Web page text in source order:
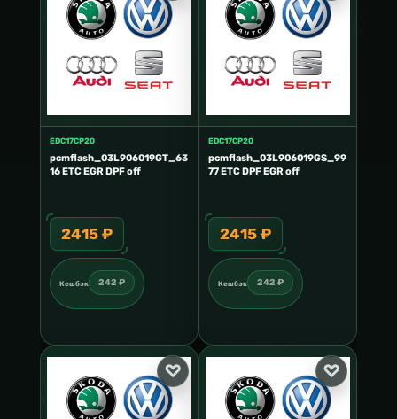
EDC17CP20
pcmflash_03L906019GT_63
16 ETC EGR DPF off
2415 ₽
Кешбэк 242 ₽
EDC17CP20
pcmflash_03L906019GS_99
77 ETC DPF EGR off
2415 ₽
Кешбэк 242 ₽